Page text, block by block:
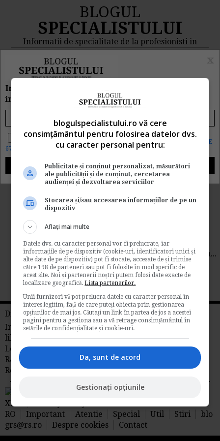
BLOGUL
SPECIALISTULUI
Informatii de specialitate de la profesionisti in
domeniu
MENIU CAUTA
Rezultat cautare
"interpublic group inc"
Cautarea facuta dupa cuvantul/sirul de cuvinte
interpublic group inc" a returnat 1 articole.
In marile negocieri, este
vorba doar despre emotii
deCristina Zgheran
In marile negocieri, este vorba doar despre
emotii. Teoria ii apartine lui David Bell, de la...
Management si afaceri
→Citeste mai departe
Din reteaua RS
Info tva
Fiscalitate Contabilitate
Timp
liber
Idei de afaceri
Legislatia Muncii
Management
Libraria
R&S
Stiri agricole din
Romania
AdSense
RSS Flux RSS 2.0
XML
RO
Important Atentie Special Util Stiri
blo
grs@rs.ro
Despre cookies Contact
Inscrie e-mailul tau pentru a primi zilnic
informatii despre CE, CAND si CUM s-a intamplat
Da, vreau informatii despre produsele Rentrop&Straton. Sunt de
acord ca datele personale sa fie prelucrate conform Regulamentul UE
679/2016
blogulspecialistului.ro vă cere
consimțământul pentru folosirea datelor dvs.
cu caracter personal pentru:
Publicitate și conținut personalizat, măsurători
ale publicității și de conținut, cercetarea
audienței și dezvoltarea serviciilor
Stocarea și/sau accesarea informațiilor de pe un
dispozitiv
Aflați mai multe
Datele dvs. cu caracter personal vor fi prelucrate, iar
informațiile de pe dispozitiv (cookie-uri, identificatori unici și
alte date de pe dispozitiv) pot fi stocate, accesate de și trimise
către 198 de parteneri sau pot fi folosite în mod specific de
acest site. Noi și partenerii noștri putem folosi date exacte de
localizare geografică.Lista partenerilor.
Unii furnizori vă pot prelucra datele cu caracter personal în
interes legitim, față de care puteți obiecta prin gestionarea
opțiunilor de mai jos. Căutați un link în partea de jos a acestei
pagini pentru a gestiona sau a vă retrage consimțământul în
setările de confidențialitate și cookie-uri.
Da, sunt de acord
Gestionați opțiunile